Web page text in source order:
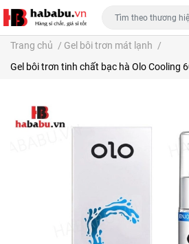
Trang chủ / Gel bôi trơn mát lạnh /
Gel bôi trơn tinh chất bạc hà Olo Cooling